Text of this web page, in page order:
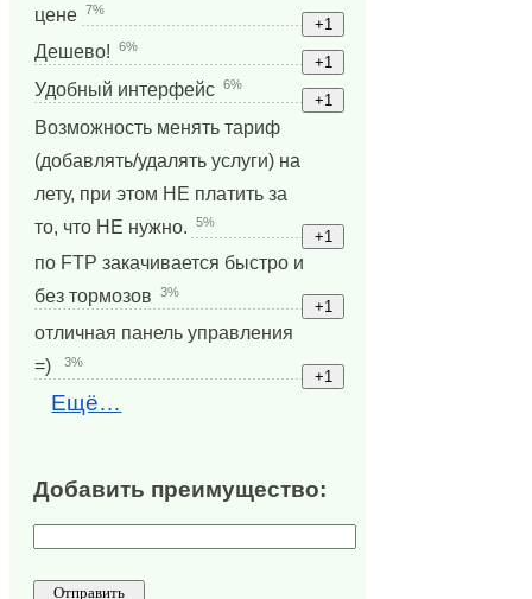
цене
7%
Дешево! 6%
Удобный интерфейс 6%
Возможность менять тариф
(добавлять/удалять услуги) на
лету, при этом НЕ платить за
то, что НЕ нужно.
5%
по FTP закачивается быстро и
без тормозов
3%
отличная панель управления
=)
3%
Ещё…
Добавить преимущество: